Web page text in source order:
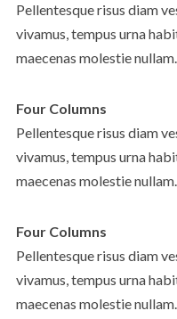
Pellentesque risus diam
vivamus, tempus urna
maecenas molestie nullam.
Four Columns
Pellentesque risus diam
vivamus, tempus urna
maecenas molestie nullam.
Four Columns
Pellentesque risus diam
vivamus, tempus urna
maecenas molestie nullam.